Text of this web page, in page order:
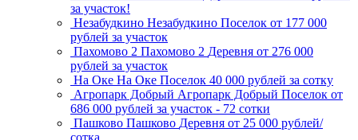
за участок!
Незабудкино Незабудкино Поселок от 177 000
рублей за участок
Пахомово 2 Пахомово 2 Деревня от 276 000
рублей за участок
На Оке На Оке Поселок 40 000 рублей за сотку
Агропарк Добрый Агропарк Добрый Поселок от
686 000 рублей за участок - 72 сотки
Пашково Пашково Деревня от 25 000 рублей/
сотка